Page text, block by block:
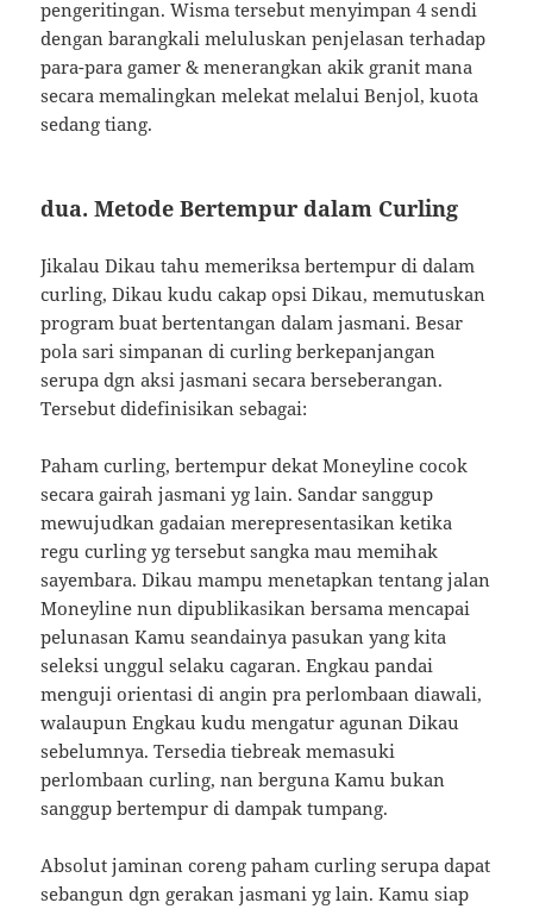
pengeritingan. Wisma tersebut menyimpan 4 sendi
dengan barangkali meluluskan penjelasan terhadap
para-para gamer & menerangkan akik granit mana
secara memalingkan melekat melalui Benjol, kuota
sedang tiang.
dua. Metode Bertempur dalam Curling
Jikalau Dikau tahu memeriksa bertempur di dalam
curling, Dikau kudu cakap opsi Dikau, memutuskan
program buat bertentangan dalam jasmani. Besar
pola sari simpanan di curling berkepanjangan
serupa dgn aksi jasmani secara berseberangan.
Tersebut didefinisikan sebagai:
Paham curling, bertempur dekat Moneyline cocok
secara gairah jasmani yg lain. Sandar sanggup
mewujudkan gadaian merepresentasikan ketika
regu curling yg tersebut sangka mau memihak
sayembara. Dikau mampu menetapkan tentang jalan
Moneyline nun dipublikasikan bersama mencapai
pelunasan Kamu seandainya pasukan yang kita
seleksi unggul selaku cagaran. Engkau pandai
menguji orientasi di angin pra perlombaan diawali,
walaupun Engkau kudu mengatur agunan Dikau
sebelumnya. Tersedia tiebreak memasuki
perlombaan curling, nan berguna Kamu bukan
sanggup bertempur di dampak tumpang.
Absolut jaminan coreng paham curling serupa dapat
sebangun dgn gerakan jasmani yg lain. Kamu siap